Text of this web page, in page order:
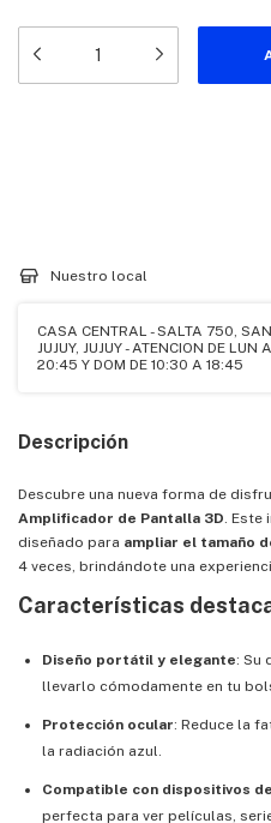
Nuestro local
CASA CENTRAL - SALTA 750,
JUJUY, JUJUY - ATENCION DE
20:45 Y DOM DE 10:30 A 18:45
Descripción
Descubre una nueva forma de
Amplificador de Pantalla 3D. Este
diseñado para ampliar el tamaño
4 veces, brindándote una
Características
Diseño portátil y elegante: Su
llevarlo cómodamente en tu
Protección ocular: Reduce la
la radiación azul.
Compatible con dispositivos
perfecta para ver películas,